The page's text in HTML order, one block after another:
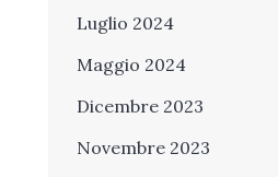
Luglio 2024
Maggio 2024
Dicembre 2023
Novembre 2023